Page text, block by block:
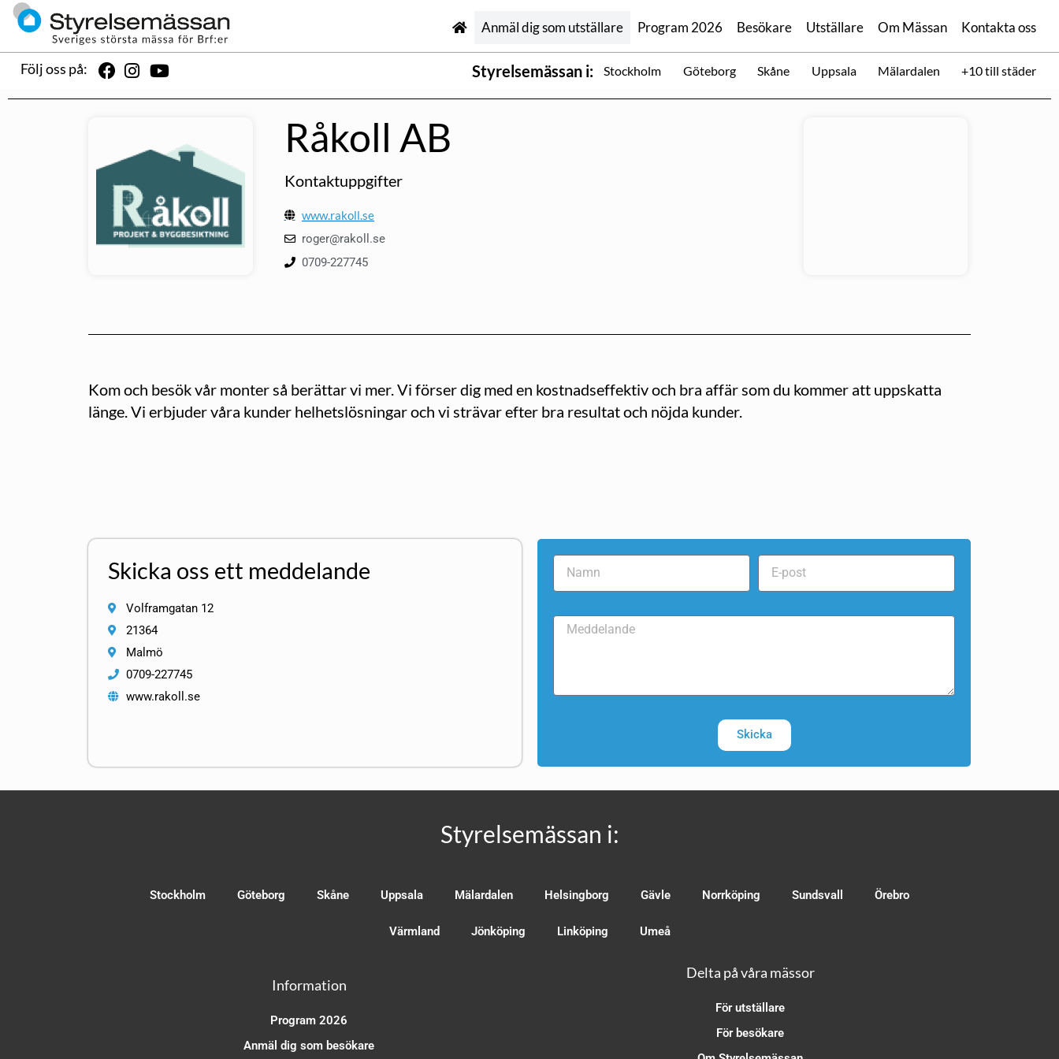
Anmäl dig som utställare Program 2026 Besökare Utställare Om Mässan Kontakta oss
Följ oss på: Styrelsemässan i: Stockholm Göteborg Skåne Uppsala Mälardalen +10 till städer
Råkoll AB
Kontaktuppgifter
www.rakoll.se
roger@rakoll.se
0709-227745
Kom och besök vår monter så berättar vi mer. Vi förser dig med en kostnadseffektiv och bra affär som du kommer att uppskatta
länge. Vi erbjuder våra kunder helhetslösningar och vi strävar efter bra resultat och nöjda kunder.
Skicka oss ett meddelande
Volframgatan 12
21364
Malmö
0709-227745
www.rakoll.se
Skicka
Styrelsemässan i:
Stockholm Göteborg Skåne Uppsala Mälardalen Helsingborg Gävle Norrköping Sundsvall Örebro
Värmland Jönköping Linköping Umeå
Information
Program 2026
Anmäl dig som besökare
Delta på våra mässor
För utställare
För besökare